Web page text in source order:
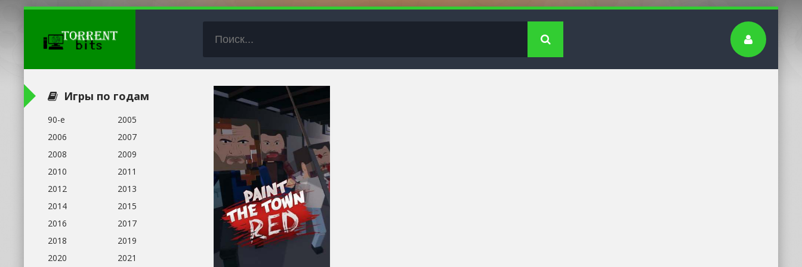
Игры по годам
90-е
2005
2006
2007
2008
2009
2010
2011
2012
2013
2014
2015
2016
2017
2018
2019
2020
2021